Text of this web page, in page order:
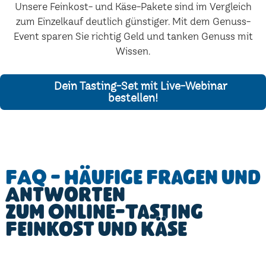
Unsere Feinkost- und Käse-Pakete sind im Vergleich
zum Einzelkauf deutlich günstiger. Mit dem Genuss-
Event sparen Sie richtig Geld und tanken Genuss mit
Wissen.
Dein Tasting-Set mit Live-Webinar
bestellen!
FAQ - Häufige Fragen und
Antworten
zum Online-Tasting
Feinkost und Käse